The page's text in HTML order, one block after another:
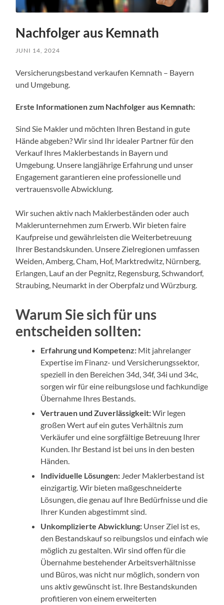
Nachfolger aus Kemnath
JUNI 14, 2024
Versicherungsbestand verkaufen Kemnath – Bayern
und Umgebung.
Erste Informationen zum Nachfolger aus Kemnath:
Sind Sie Makler und möchten Ihren Bestand in gute
Hände abgeben? Wir sind Ihr idealer Partner für den
Verkauf Ihres Maklerbestands in Bayern und
Umgebung. Unsere langjährige Erfahrung und unser
Engagement garantieren eine professionelle und
vertrauensvolle Abwicklung.
Wir suchen aktiv nach Maklerbeständen oder auch
Maklerunternehmen zum Erwerb. Wir bieten faire
Kaufpreise und gewährleisten die Weiterbetreuung
Ihrer Bestandskunden. Unsere Zielregionen umfassen
Weiden, Amberg, Cham, Hof, Marktredwitz, Nürnberg,
Erlangen, Lauf an der Pegnitz, Regensburg, Schwandorf,
Straubing, Neumarkt in der Oberpfalz und Würzburg.
Warum Sie sich für uns
entscheiden sollten:
Erfahrung und Kompetenz: Mit jahrelanger
Expertise im Finanz- und Versicherungssektor,
speziell in den Bereichen 34d, 34f, 34i und 34c,
sorgen wir für eine reibungslose und fachkundige
Übernahme Ihres Bestands.
Vertrauen und Zuverlässigkeit:Wir legen
großen Wert auf ein gutes Verhältnis zum
Verkäufer und eine sorgfältige Betreuung Ihrer
Kunden. Ihr Bestand ist bei uns in den besten
Händen.
Individuelle Lösungen: Jeder Maklerbestand ist
einzigartig. Wir bieten maßgeschneiderte
Lösungen, die genau auf Ihre Bedürfnisse und die
Ihrer Kunden abgestimmt sind.
Unkomplizierte Abwicklung: Unser Ziel ist es,
den Bestandskauf so reibungslos und einfach wie
möglich zu gestalten. Wir sind offen für die
Übernahme bestehender Arbeitsverhältnisse
und Büros, was nicht nur möglich, sondern von
uns aktiv gewünscht ist. Ihre Bestandskunden
profitieren von einem erweiterten